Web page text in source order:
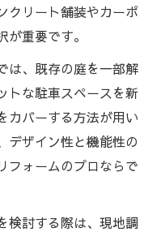
クリート舗装やカーポ
重要です。
は、既存の庭を一部解
トな駐車スペースを新
カバーする方法が用い
デザイン性と機能性の
フォームのプロならで
検討する際は、現地調